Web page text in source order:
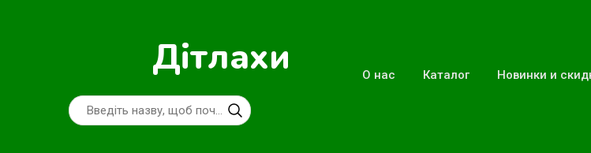
Дітлахи О нас Каталог Новинки и